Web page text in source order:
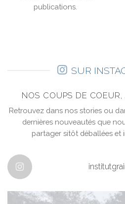
publications.
SUR
NOS COUPS DE
Retrouvez dans nos stories ou
dernières nouveautés que
partager sitôt déballées et